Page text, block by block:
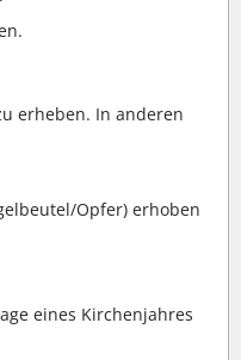
erheben. In anderen
Opfer) erhoben
eines Kirchenjahres